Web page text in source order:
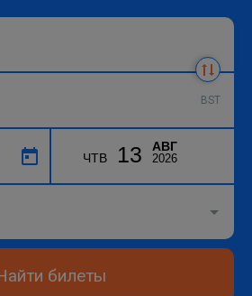
BST
ЧТВ 13 АВГ
2026
билеты